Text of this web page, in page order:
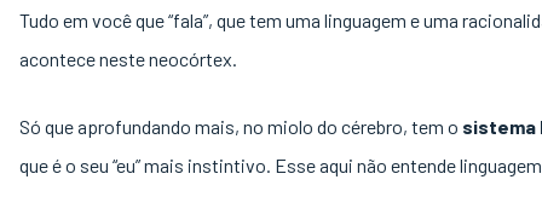
Tudo em você que “fala”, que tem uma linguagem e uma
acontece neste neocórtex.
Só que aprofundando mais, no miolo do cérebro, tem o sistema
que é o seu “eu” mais instintivo. Esse aqui não entende